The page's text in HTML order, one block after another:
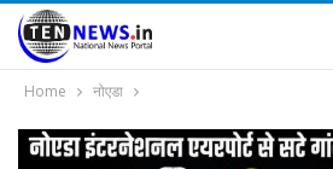
Home नोएडा